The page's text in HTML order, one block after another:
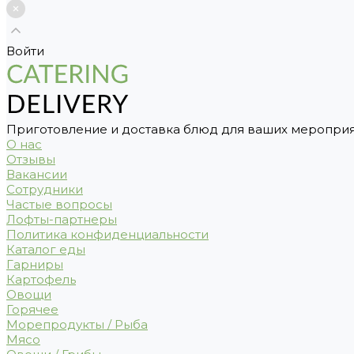
Войти
Приготовление и доставка блюд для ваших
О нас
Отзывы
Вакансии
Сотрудники
Частые вопросы
Лофты-партнеры
Политика конфиденциальности
Каталог еды
Гарниры
Картофель
Овощи
Горячее
Морепродукты / Рыба
Мясо